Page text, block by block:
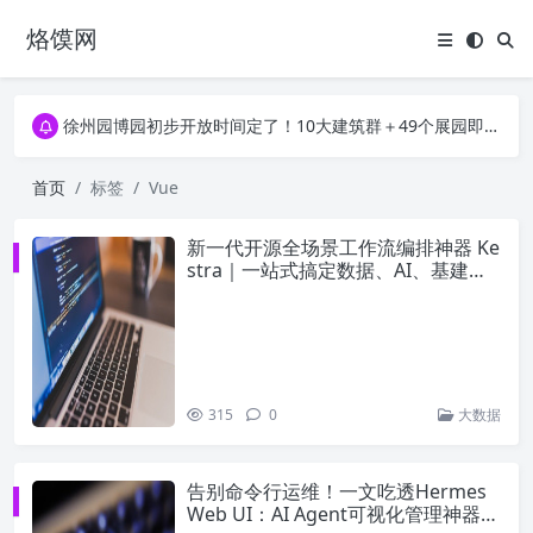
烙馍网16796个OpenClaw Skills合集下载｜总2.7G，压缩后仅738M，覆盖全场景技能
徐州园博园初步开放时间定了！10大建筑群＋49个展园即将亮相！
徐州园博园初步开放时间定了！10大建筑群＋49个展园即将亮相！
首页 标签 Vue
新一代开源全场景工作流编排神器 Ke
stra｜一站式搞定数据、AI、基建自
315 0 大数据
告别命令行运维！一文吃透Hermes
Web UI：AI Agent可视化管理神器全